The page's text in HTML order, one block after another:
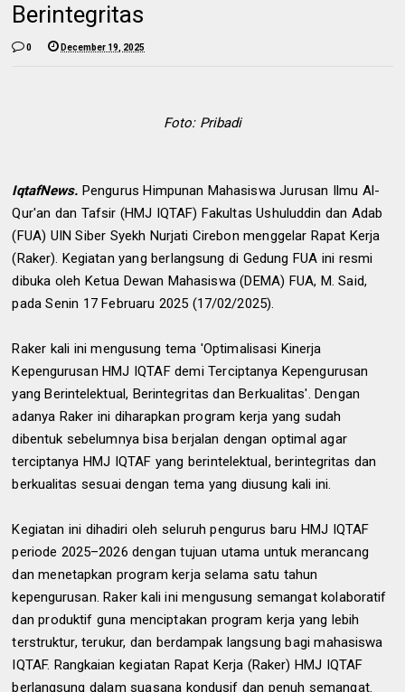
Berintegritas
0 December 19, 2025
Foto: Pribadi
IqtafNews. Pengurus Himpunan Mahasiswa Jurusan Ilmu Al-
Qur'an dan Tafsir (HMJ IQTAF) Fakultas Ushuluddin dan Adab
(FUA) UIN Siber Syekh Nurjati Cirebon menggelar Rapat Kerja
(Raker). Kegiatan yang berlangsung di Gedung FUA ini resmi
dibuka oleh Ketua Dewan Mahasiswa (DEMA) FUA, M. Said,
pada Senin 17 Februaru 2025 (17/02/2025).
Raker kali ini mengusung tema 'Optimalisasi Kinerja
Kepengurusan HMJ IQTAF demi Terciptanya Kepengurusan
yang Berintelektual, Berintegritas dan Berkualitas'. Dengan
adanya Raker ini diharapkan program kerja yang sudah
dibentuk sebelumnya bisa berjalan dengan optimal agar
terciptanya HMJ IQTAF yang berintelektual, berintegritas dan
berkualitas sesuai dengan tema yang diusung kali ini.
Kegiatan ini dihadiri oleh seluruh pengurus baru HMJ IQTAF
periode 2025–2026 dengan tujuan utama untuk merancang
dan menetapkan program kerja selama satu tahun
kepengurusan. Raker kali ini mengusung semangat kolaboratif
dan produktif guna menciptakan program kerja yang lebih
terstruktur, terukur, dan berdampak langsung bagi mahasiswa
IQTAF. Rangkaian kegiatan Rapat Kerja (Raker) HMJ IQTAF
berlangsung dalam suasana kondusif dan penuh semangat.